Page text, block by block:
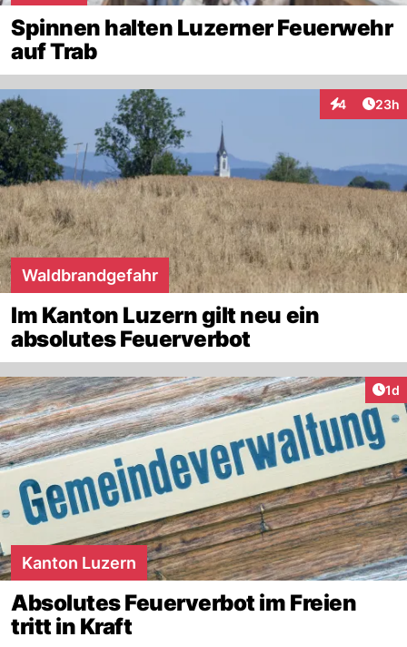
Spinnen halten Luzerner Feuerwehr
auf Trab
4
Interaktionen
23h
Waldbrandgefahr
Im Kanton Luzern gilt neu ein
absolutes Feuerverbot
1d
Kanton Luzern
Absolutes Feuerverbot im Freien
tritt in Kraft